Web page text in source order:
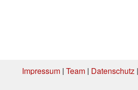
Impressum| Team| Datenschutz|